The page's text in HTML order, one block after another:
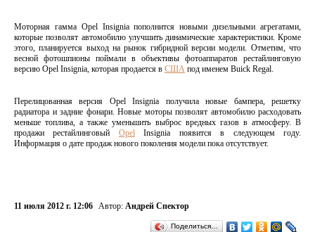
Моторная гамма Opel Insignia пополнится новыми дизельными агрегатами,
которые позволят автомобилю улучшить динамические характеристики. Кроме
этого, планируется выход на рынок гибридной версии модели. Отметим, что
весной фотошпионы поймали в объективы фотоаппаратов рестайлинговую
версию Opel Insignia, которая продается в США под именем Buick Regal.
Перелицованная версия Opel Insignia получила новые бампера, решетку
радиатора и задние фонари. Новые моторы позволят автомобилю расходовать
меньше топлива, а также уменьшить выброс вредных газов в атмосферу. В
продажи рестайлинговый OpelInsignia появится в следующем году.
Информация о дате продаж нового поколения модели пока отсутствует.
11 июля 2012 г. 12:06 Автор: Андрей Спектор
Поделиться…